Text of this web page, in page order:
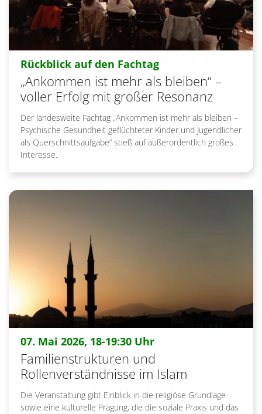
Rückblick auf den Fachtag:
„Ankommen ist mehr als bleiben“ –
voller Erfolg mit großer Resonanz
Der landesweite Fachtag „Ankommen ist mehr als bleiben –
Psychische Gesundheit geflüchteter Kinder und Jugendlicher
als Querschnittsaufgabe“ stieß auf außerordentlich großes
Interesse.
07. Mai 2026, 18-19:30 Uhr:
Familienstrukturen und
Rollenverständnisse im Islam
Die Veranstaltung gibt Einblick in die religiöse Grundlage
sowie eine kulturelle Prägung, die die soziale Praxis und das